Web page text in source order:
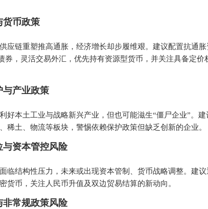
货币政策
应链重塑推高通胀，经济增长却步履维艰。建议配置抗通
券，灵活交易外汇，优先持有资源型货币，并关注具备定价
与产业政策
好本土工业与战略新兴产业，但也可能滋生“僵尸企业”。
稀土、物流等板块，警惕依赖保护政策但缺乏创新的企业。
与资本管控风险
临结构性压力，未来或出现资本管制、货币战略调整。建
货币，关注人民币升值及双边贸易结算的新动向。
非常规政策风险